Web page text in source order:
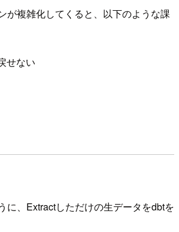
が複雑化してくると、以下のような課
せない
に、Extractしただけの生データをdbtを